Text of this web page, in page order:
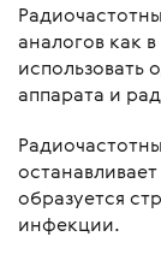
аналогов как
использовать
аппарата и
образуется
инфекции.